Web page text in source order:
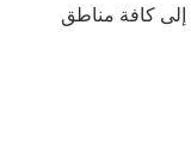
إلى كافة مناطق